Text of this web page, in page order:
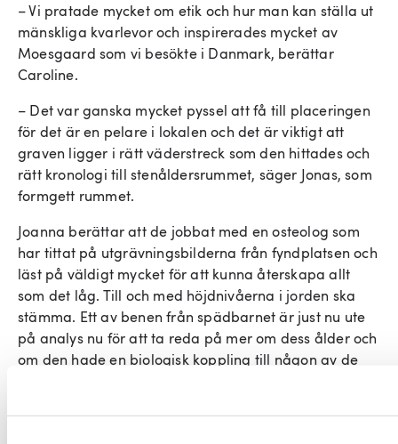
– Vi pratade mycket om etik och hur man kan ställa ut
mänskliga kvarlevor och inspirerades mycket av
Moesgaard som vi besökte i Danmark, berättar
Caroline.
– Det var ganska mycket pyssel att få till placeringen
för det är en pelare i lokalen och det är viktigt att
graven ligger i rätt väderstreck som den hittades och
rätt kronologi till stenåldersrummet, säger Jonas, som
formgett rummet.
Joanna berättar att de jobbat med en osteolog som
har tittat på utgrävningsbilderna från fyndplatsen och
läst på väldigt mycket för att kunna återskapa allt
som det låg. Till och med höjdnivåerna i jorden ska
stämma. Ett av benen från spädbarnet är just nu ute
på analys nu för att ta reda på mer om dess ålder och
om den hade en biologisk koppling till någon av de
Innan vi avslutar pratar vi om hur mycket de alla lärt